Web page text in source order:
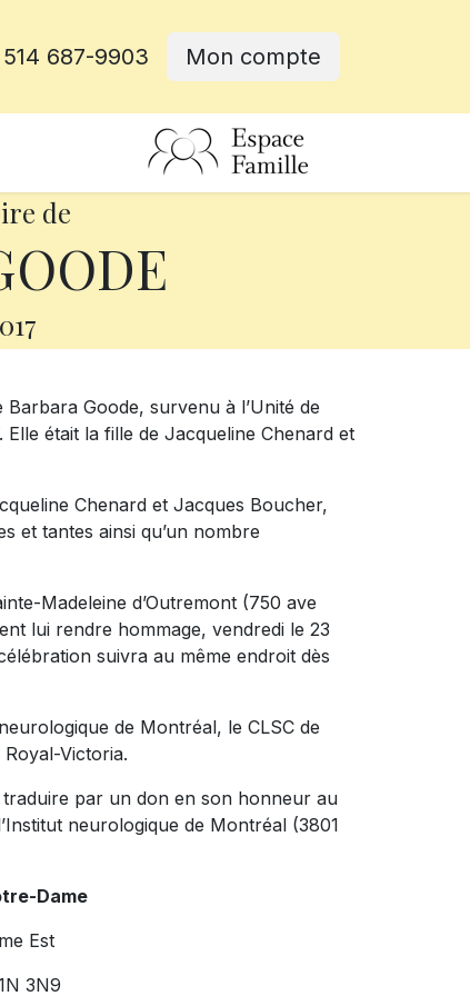
514 687-9903 Mon compte
de
Goode, survenu à l’Unité de
Elle était la fille de Jacqueline Chenard et
Chenard et Jacques Boucher,
et tantes ainsi qu’un nombre
Madeleine d’Outremont (750 ave
lui rendre hommage, vendredi le 23
suivra au même endroit dès
de Montréal, le CLSC de
Royal-Victoria.
par un don en son honneur au
neurologique de Montréal (3801
Dame
Est
3N9